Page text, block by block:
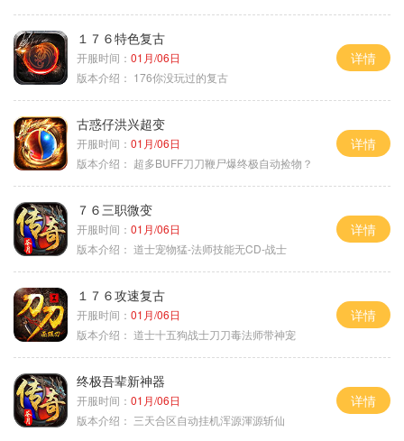
１７６特色复古
开服时间： 01月/06日
版本介绍： 176你没玩过的复古
详情
古惑仔洪兴超变
开服时间： 01月/06日
版本介绍： 超多BUFF刀刀鞭尸爆终极自动捡物？
详情
７６三职微变
开服时间： 01月/06日
版本介绍： 道士宠物猛-法师技能无CD-战士
详情
１７６攻速复古
开服时间： 01月/06日
版本介绍： 道士十五狗战士刀刀毒法师带神宠
详情
终极吾辈新神器
开服时间： 01月/06日
版本介绍： 三天合区自动挂机浑源渾源斩仙
详情